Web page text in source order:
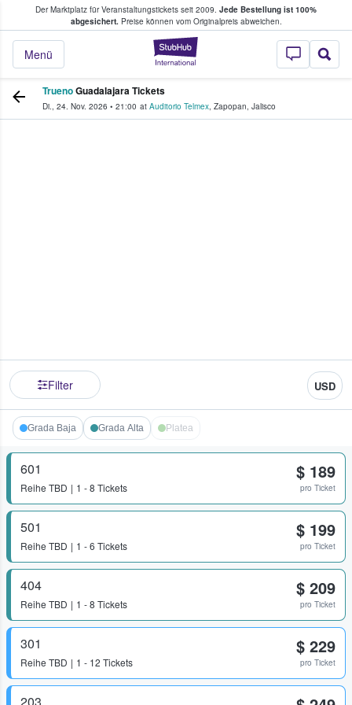
Der Marktplatz für Veranstaltungstickets seit 2009. Jede Bestellung ist 100%
abgesichert.Preise können vom Originalpreis abweichen.
StubHub - Wo
Menü
Tickets kaufen & verkaufen
TruenoGuadalajara Tickets
Di., 24. Nov. 2026 • 21:00 at Auditorio Telmex, Zapopan, Jalisco
Filter USD
Grada Baja Grada Alta Platea
601
Reihe TBD 1 - 8 Tickets
$ 189
pro Ticket
501
Reihe TBD 1 - 6 Tickets
$ 199
pro Ticket
404
Reihe TBD 1 - 8 Tickets
$ 209
pro Ticket
301
Reihe TBD 1 - 12 Tickets
$ 229
pro Ticket